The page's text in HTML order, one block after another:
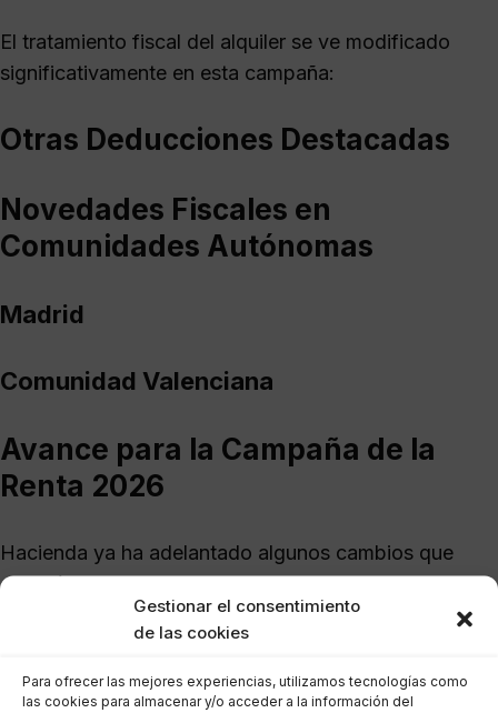
Gestionar el consentimiento
de las cookies
Para ofrecer las mejores experiencias, utilizamos tecnologías como
las cookies para almacenar y/o acceder a la información del
El tratamiento fiscal del alquiler se ve modificado
significativamente en esta campaña:
Otras Deducciones Destacadas
Novedades Fiscales en
Comunidades Autónomas
Madrid
Comunidad Valenciana
Avance para la Campaña de la
Renta 2026
Hacienda ya ha adelantado algunos cambios que
entrarán en vigor en la siguiente campaña:
Recomendación Final